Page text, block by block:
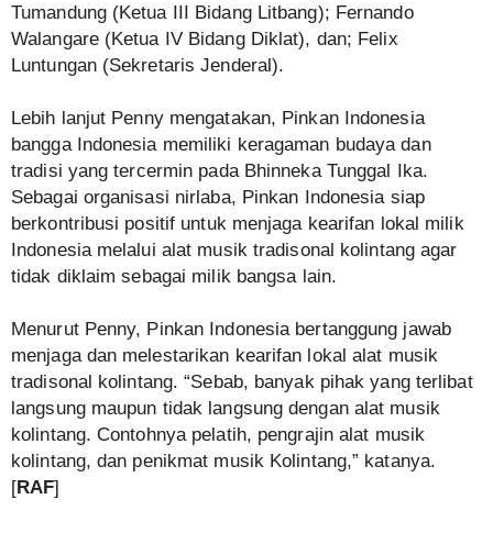
Tumandung (Ketua III Bidang Litbang); Fernando
Walangare (Ketua IV Bidang Diklat), dan; Felix
Luntungan (Sekretaris Jenderal).
Lebih lanjut Penny mengatakan, Pinkan Indonesia
bangga Indonesia memiliki keragaman budaya dan
tradisi yang tercermin pada Bhinneka Tunggal Ika.
Sebagai organisasi nirlaba, Pinkan Indonesia siap
berkontribusi positif untuk menjaga kearifan lokal milik
Indonesia melalui alat musik tradisonal kolintang agar
tidak diklaim sebagai milik bangsa lain.
Menurut Penny, Pinkan Indonesia bertanggung jawab
menjaga dan melestarikan kearifan lokal alat musik
tradisonal kolintang. “Sebab, banyak pihak yang terlibat
langsung maupun tidak langsung dengan alat musik
kolintang. Contohnya pelatih, pengrajin alat musik
kolintang, dan penikmat musik Kolintang,” katanya.
[RAF]